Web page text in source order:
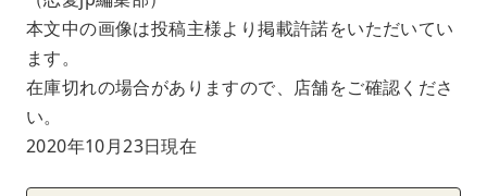
本文中の画像は投稿主様より掲載許諾をいただいてい
ます。
在庫切れの場合がありますので、店舗をご確認くださ
い。
2020年10月23日現在